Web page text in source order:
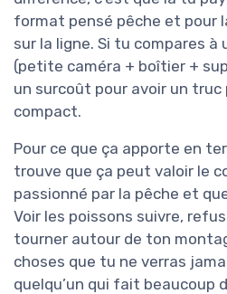
format pensé pêche et pour
sur la ligne. Si tu compares à
(petite caméra + boîtier +
un surcoût pour avoir un truc
compact.
Pour ce que ça apporte en
trouve que ça peut valoir le
passionné par la pêche et
Voir les poissons suivre,
tourner autour de ton
choses que tu ne verras
quelqu’un qui fait beaucoup